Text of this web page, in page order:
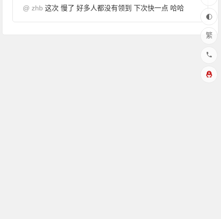
@ zhb 这次 慢了 好多人都没有领到 下次快一点 哈哈
繁